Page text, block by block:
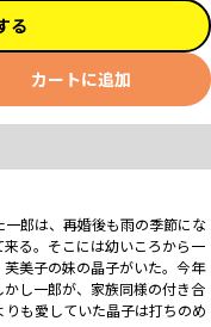
る
カートに追加
郎は、再婚後も雨の季節にな
る。そこには幼いころから一
美子の妹の晶子がいた。今年
し一郎が、家族同様の付き合
も愛していた晶子は打ちのめ